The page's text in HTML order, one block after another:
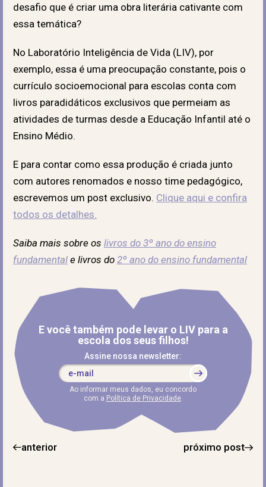
desafio que é criar uma obra literária cativante com
essa temática?
No Laboratório Inteligência de Vida (LIV), por
exemplo, essa é uma preocupação constante, pois o
currículo socioemocional para escolas conta com
livros paradidáticos exclusivos que permeiam as
atividades de turmas desde a Educação Infantil até o
Ensino Médio.
E para contar como essa produção é criada junto
com autores renomados e nosso time pedagógico,
escrevemos um post exclusivo. Clique aqui e confira
todos os detalhes.
Saiba mais sobre os livros do 3º ano do ensino
fundamental e livros do 2º ano do ensino fundamental
E você também pode levar o LIV para a
escola dos seus filhos!
Assine nossa newsletter:
Ao informar meus dados, eu concordo
com a Política de Privacidade.
anterior próximo post